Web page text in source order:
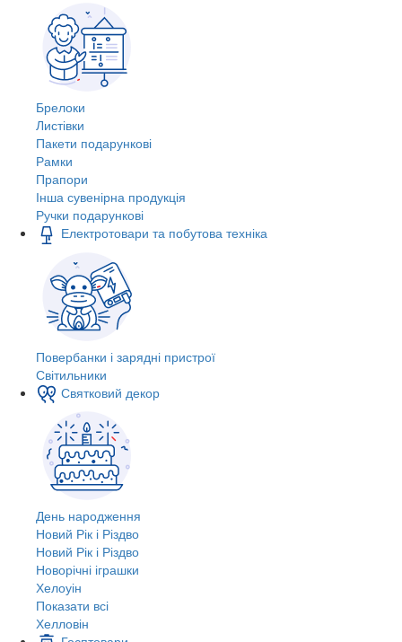
Брелоки
Листівки
Пакети подарункові
Рамки
Прапори
Інша сувенірна продукція
Ручки подарункові
Електротовари та побутова техніка
Повербанки і зарядні пристрої
Світильники
Святковий декор
День народження
Новий Рік і Різдво
Новий Рік і Різдво
Новорічні іграшки
Хелоуін
Показати всі
Хелловін